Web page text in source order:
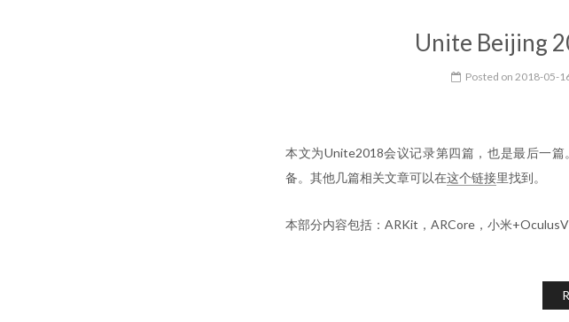
Unite Beijing
Posted on 2018-05-
本文为Unite2018会议记录第四篇，也是最后一
备。其他几篇相关文章可以在这个链接里找到。
本部分内容包括：ARKit，ARCore，小米